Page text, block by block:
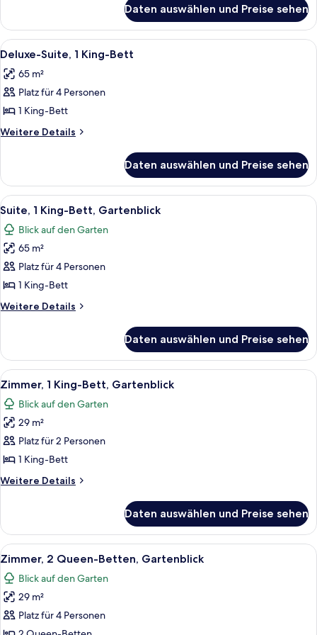
1 King-
Bett,
Nichtraucher
Daten auswählen und Preise sehen
Alle
Fotos
für
Deluxe-
Suite,
1 King-
Ein Hotelzimmer mit einem großen
7
Deluxe-Suite, 1 King-Bett
65 m²
Platz für 4 Personen
1 King-Bett
Weitere Details
Weitere
Suite,
1 King-
Bett
Daten auswählen und Preise sehen
Alle
Fotos
für
Suite,
1 King-
Bett,
Gartenblick
anzeigen
Ein Hotelzimmer mit Sofa,
9
Suite, 1 King-Bett, Gartenblick
Blick auf den Garten
65 m²
Platz für 4 Personen
1 King-Bett
Weitere Details
Weitere
1 King-
Bett,
Gartenblick
Daten auswählen und Preise sehen
Alle
Fotos
für
Zimmer,
1 King-
Bett,
Gartenblick
anzeigen
Ein Hotelzimmer mit einem Bett,
5
Zimmer, 1 King-Bett, Gartenblick
Blick auf den Garten
29 m²
Platz für 2 Personen
1 King-Bett
Weitere Details
Weitere
1 King-
Bett,
Gartenblick
Daten auswählen und Preise sehen
Alle
Fotos
für
Zimmer,
2 Queen-
Ein Hotelzimmer mit zwei Betten,
5
Zimmer, 2 Queen-Betten, Gartenblick
Blick auf den Garten
29 m²
Platz für 4 Personen